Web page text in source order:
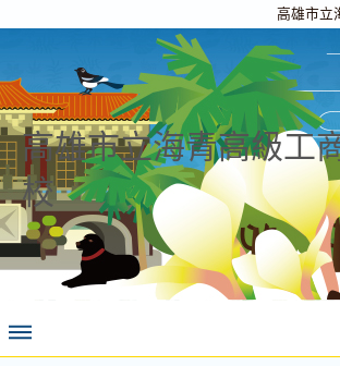
高雄市立
高雄市立海青高級工
校